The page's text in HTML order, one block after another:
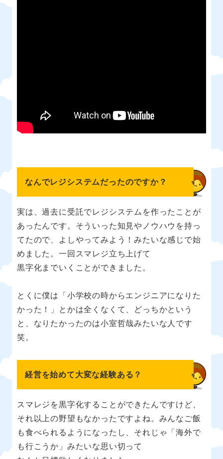
なんでレジシステムだったのですか？
実は、過去に受託でレジシステムを作ったことが
あったんです。そういった知見やノウハウを持っ
てたので、よしやってみよう！みたいな感じで始
めました。一回スマレジ立ち上げて
黒字化までいくことができました。
とくに僕は「小学校の時からエンジニアになりた
かった！」とかは全くなくて、どっちかという
と、なりたかったのは小室哲哉みたいな人です
笑。
経営を始めて大変な経験ある？
スマレジを黒字化することができたんですけど、
それ以上の野望もなかったですよね。みんなご飯
も食べられるようになったし、それじゃ「海外で
も行こうか」みたいな思い切って